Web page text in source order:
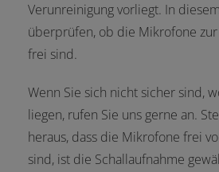
Verunreinigung vorliegt. In
überprüfen, ob die Mikrofone
frei sind.
Wenn Sie sich nicht sicher sind,
liegen, rufen Sie uns gerne an.
heraus, dass die Mikrofone frei
sind, ist die Schallaufnahme